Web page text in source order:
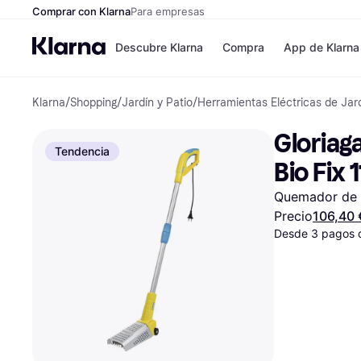
Comprar con KlarnaPara empresas
Descubre Klarna
Formas de
Paga ahora
Paga en 3 plazos
Paga en 30 días
Financiación
Klarna en Apple
Compra
Tiendas
Shein
Zalando
Zara
JD Sports
App de Klarna
Klarna/Shopping/Jardín y Patio/Herramientas Eléctricas de
Tendencia
Bio Fix
Quemador de
Precio106,40
Desde 3 pagos